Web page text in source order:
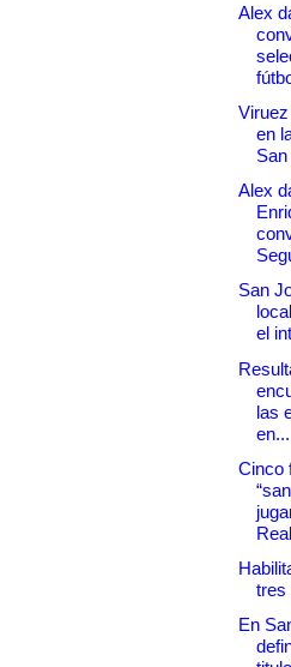
Alex
en
Alex
San
el
las
en...
Cinco
tres
En